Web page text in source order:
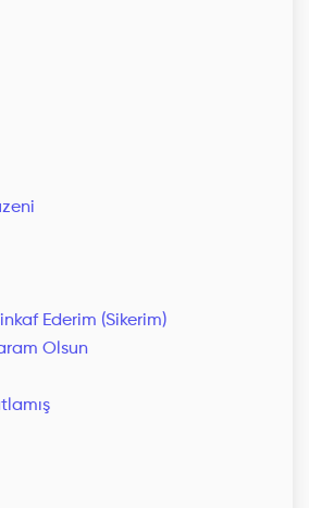
Ederim (Sikerim)
Olsun